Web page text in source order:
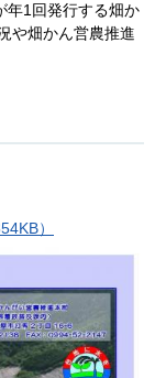
年1回発行する畑か
や畑かん営農推進
）